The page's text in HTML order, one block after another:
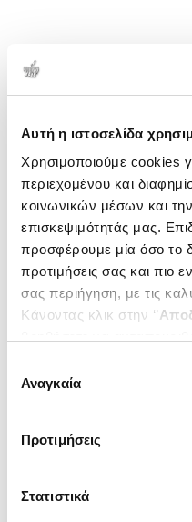
Αυτή η ιστοσελίδα
Χρησιμοποιούμε cookies
περιεχομένου και
κοινωνικών μέσων και
επισκεψιμότητάς μας.
προσφέρουμε μία όσο το
προτιμήσεις σας και πιο
σας περιήγηση, με τις
Κάνοντας κλικ στην ‘’
ενδιαφέρουν και να
συγκατάθεσης
Αναγκαία
Προτιμήσεις
Στατιστικά